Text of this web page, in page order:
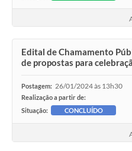
Edital de Chamamento
de propostas para
Postagem: 26/01/2024 às 13h30
Realização a partir de:
Situação:
CONCLUÍDO